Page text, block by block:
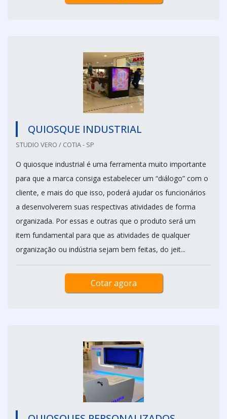
QUIOSQUE INDUSTRIAL
STUDIO VERO / COTIA - SP
O quiosque industrial é uma ferramenta muito importante
para que a marca consiga estabelecer um “diálogo” com o
cliente, e mais do que isso, poderá ajudar os funcionários
a desenvolverem suas respectivas atividades de forma
organizada. Por essas e outras que o produto será um
item fundamental para que as atividades de qualquer
organização ou indústria sejam bem feitas, do jeit...
Cotar agora